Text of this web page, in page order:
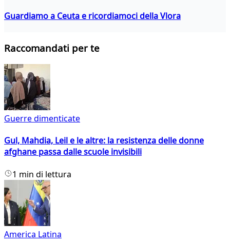
Guardiamo a Ceuta e ricordiamoci della Vlora
Raccomandati per te
Guerre dimenticate
Gul, Mahdia, Leil e le altre: la resistenza delle donne
afghane passa dalle scuole invisibili
1 min di lettura
America Latina